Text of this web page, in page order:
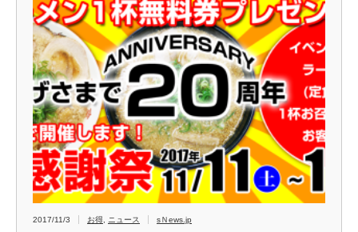
2017/11/3 お得 ニュース sＮews.jp